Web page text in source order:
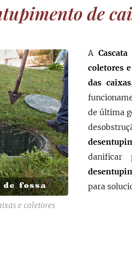
de
e coletores
A
coletores
das
de última
danificar
para